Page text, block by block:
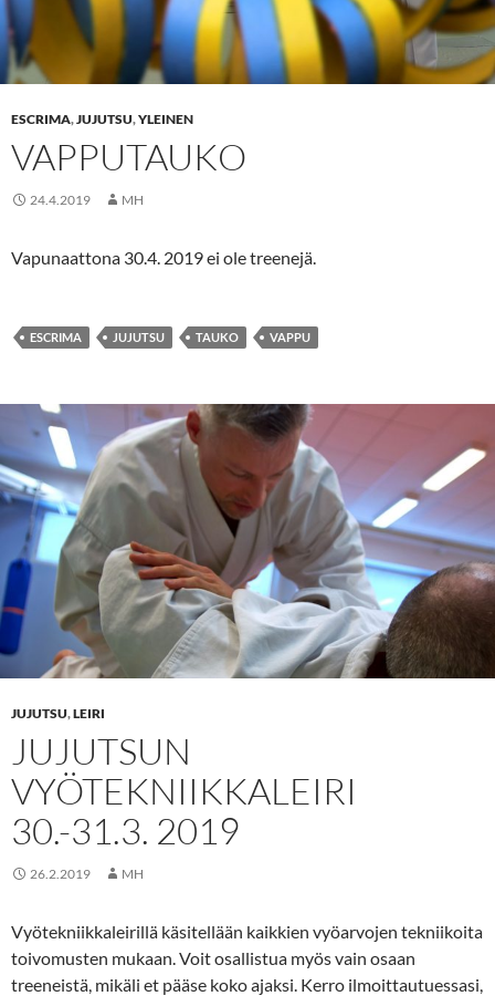
ESCRIMA,JUJUTSU,YLEINEN
VAPPUTAUKO
24.4.2019 MH
Vapunaattona 30.4. 2019 ei ole treenejä.
ESCRIMA JUJUTSU TAUKO VAPPU
JUJUTSU,LEIRI
JUJUTSUN
VYÖTEKNIIKKALEIRI
30.-31.3. 2019
26.2.2019 MH
Vyötekniikkaleirillä käsitellään kaikkien vyöarvojen tekniikoita
toivomusten mukaan. Voit osallistua myös vain osaan
treeneistä, mikäli et pääse koko ajaksi. Kerro ilmoittautuessasi,